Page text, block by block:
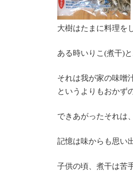
大樹はたまに料理を
ある時いりこ(煮干)
それは我が家の味噌
というよりもおかず
できあがったそれは
記憶は味からも思い
子供の頃、煮干は苦